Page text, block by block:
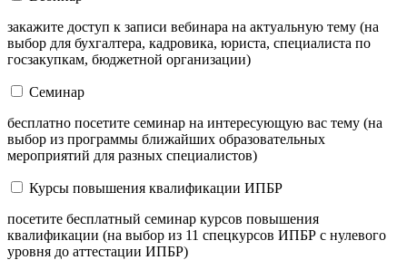
закажите доступ к записи вебинара на актуальную тему (на
выбор для бухгалтера, кадровика, юриста, специалиста по
госзакупкам, бюджетной организации)
Семинар
бесплатно посетите семинар на интересующую вас тему (на
выбор из программы ближайших образовательных
мероприятий для разных специалистов)
Курсы повышения квалификации ИПБР
посетите бесплатный семинар курсов повышения
квалификации (на выбор из 11 спецкурсов ИПБР с нулевого
уровня до аттестации ИПБР)